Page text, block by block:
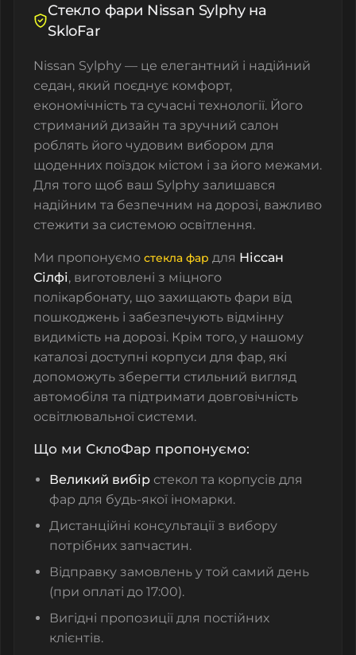
Стекло фари Nissan Sylphy на
SkloFar
Nissan Sylphy — це елегантний і надійний
седан, який поєднує комфорт,
економічність та сучасні технології. Його
стриманий дизайн та зручний салон
роблять його чудовим вибором для
щоденних поїздок містом і за його межами.
Для того щоб ваш Sylphy залишався
надійним та безпечним на дорозі, важливо
стежити за системою освітлення.
Ми пропонуємо стекла фар для Ніссан
Сілфі, виготовлені з міцного
полікарбонату, що захищають фари від
пошкоджень і забезпечують відмінну
видимість на дорозі. Крім того, у нашому
каталозі доступні корпуси для фар, які
допоможуть зберегти стильний вигляд
автомобіля та підтримати довговічність
освітлювальної системи.
Що ми СклоФар пропонуємо:
Великий вибір стекол та корпусів для
фар для будь-якої іномарки.
Дистанційні консультації з вибору
потрібних запчастин.
Відправку замовлень у той самий день
(при оплаті до 17:00).
Вигідні пропозиції для постійних
клієнтів.